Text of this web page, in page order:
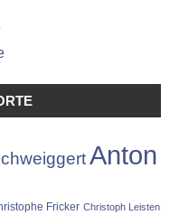
Anton
Fricker Christoph Leisten